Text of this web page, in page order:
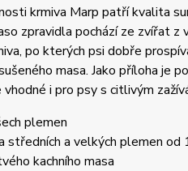
krmiva Marp patří kvalita
zpravidla pochází ze zvířat z
po kterých psi dobře
masa. Jako příloha je
i pro psy s citlivým
plemen
středních a velkých plemen od
kachního masa